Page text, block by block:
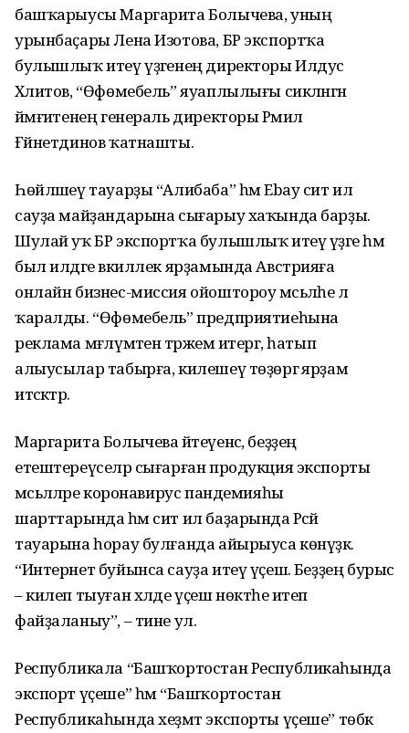
башҡарыусы Маргарита Болычева, уның
урынбаҫары Лена Изотова, БР экспортҡа
булышлыҡ итеү үҙәгенең директоры Илдус
Хәлитов, “Өфөмебель” яуаплылығы сикләнгән
йәмғиәтенең генераль директоры Рәмил
Ғәйнетдинов ҡатнашты.
Һөйләшеү тауарҙы “Алибаба” һәм Ebay сит ил
сауҙа майҙандарына сығарыу хаҡында барҙы.
Шулай уҡ БР экспортҡа булышлыҡ итеү үҙәге һәм
был илдәге вәкиллек ярҙамында Австрияға
онлайн бизнес-миссия ойоштороу мәсьәләһе лә
ҡаралды. “Өфөмебель” предприятиеһына
реклама мәғлүмәтен тәржемә итергә, һатып
алыусылар табырға, килешеү төҙөргә ярҙам
итәсәктәр.
Маргарита Болычева әйтеүенсә, беҙҙең
етештереүселәр сығарған продукция экспорты
мәсьәләләре коронавирус пандемияһы
шарттарында һәм сит ил баҙарында Рәсәй
тауарына һорау булғанда айырыуса көнүҙәк.
“Интернет буйынса сауҙа итеү үҫешә. Беҙҙең бурыс
– килеп тыуған хәлде үҫеш нөктәһе итеп
файҙаланыу”, – тине ул.
Республикала “Башҡортостан Республикаһында
экспорт үҫеше” һәм “Башҡортостан
Республикаһында хеҙмәт экспорты үҫеше” төбәк